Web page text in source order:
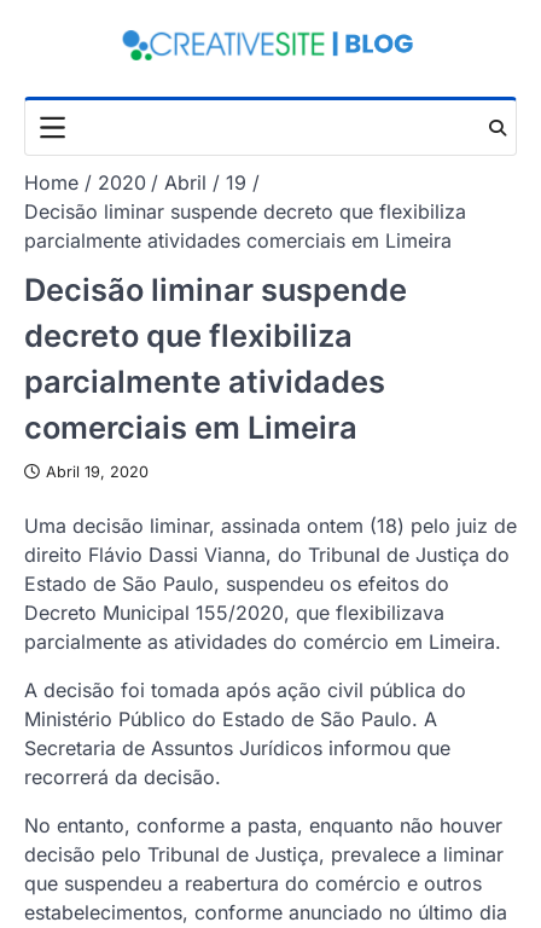
Home 2020 Abril
19
Decisão liminar suspende decreto que flexibiliza
parcialmente atividades comerciais em Limeira
Decisão liminar suspende
decreto que flexibiliza
parcialmente atividades
comerciais em Limeira
Abril 19, 2020
Uma decisão liminar, assinada ontem (18) pelo juiz de
direito Flávio Dassi Vianna, do Tribunal de Justiça do
Estado de São Paulo, suspendeu os efeitos do
Decreto Municipal 155/2020, que flexibilizava
parcialmente as atividades do comércio em Limeira.
A decisão foi tomada após ação civil pública do
Ministério Público do Estado de São Paulo. A
Secretaria de Assuntos Jurídicos informou que
recorrerá da decisão.
No entanto, conforme a pasta, enquanto não houver
decisão pelo Tribunal de Justiça, prevalece a liminar
que suspendeu a reabertura do comércio e outros
estabelecimentos, conforme anunciado no último dia